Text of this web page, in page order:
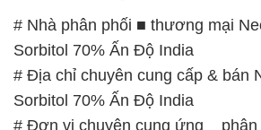
# Đơn vị chuyên cung ứng _ phân
Liquid _ Sorbitol 70% Ấn Độ India
# Nơi cung cấp ⌡ bán Neosorb
70% Ấn Độ India
# Đơn vị cung cấp ⌡ thương mại